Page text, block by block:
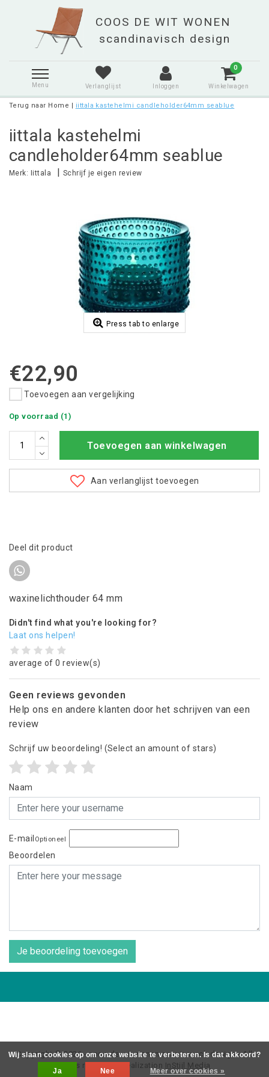
Menu Verlanglijst Inloggen
0
Winkelwagen
Terug naar Home | iittala kastehelmi candleholder64mm seablue
iittala kastehelmi
candleholder64mm seablue
Merk: Iittala | Schrijf je eigen review
Press tab to enlarge
€22,90
Toevoegen aan vergelijking
Op voorraad (1)
Toevoegen aan winkelwagen
Aan verlanglijst toevoegen
Deel dit product
waxinelichthouder 64 mm
Didn't find what you're looking for?
Laat ons helpen!
average of 0 review(s)
Geen reviews gevonden
Help ons en andere klanten door het schrijven van een
review
Schrijf uw beoordeling! (Select an amount of stars)
Naam
E-mail Optioneel
Beoordelen
Je beoordeling toevoegen
Copyright © 2026 - coos de wit wonen scaninavsch design - All
rights reserved - Realization InStijl Media
Wij slaan cookies op om onze website te verbeteren. Is dat akkoord?
Ja
Nee Meer over cookies »